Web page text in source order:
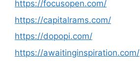
https://focusopen.com/
https://capitalrams.com/
https://dopopi.com/
https://awaitinginspiration.com/